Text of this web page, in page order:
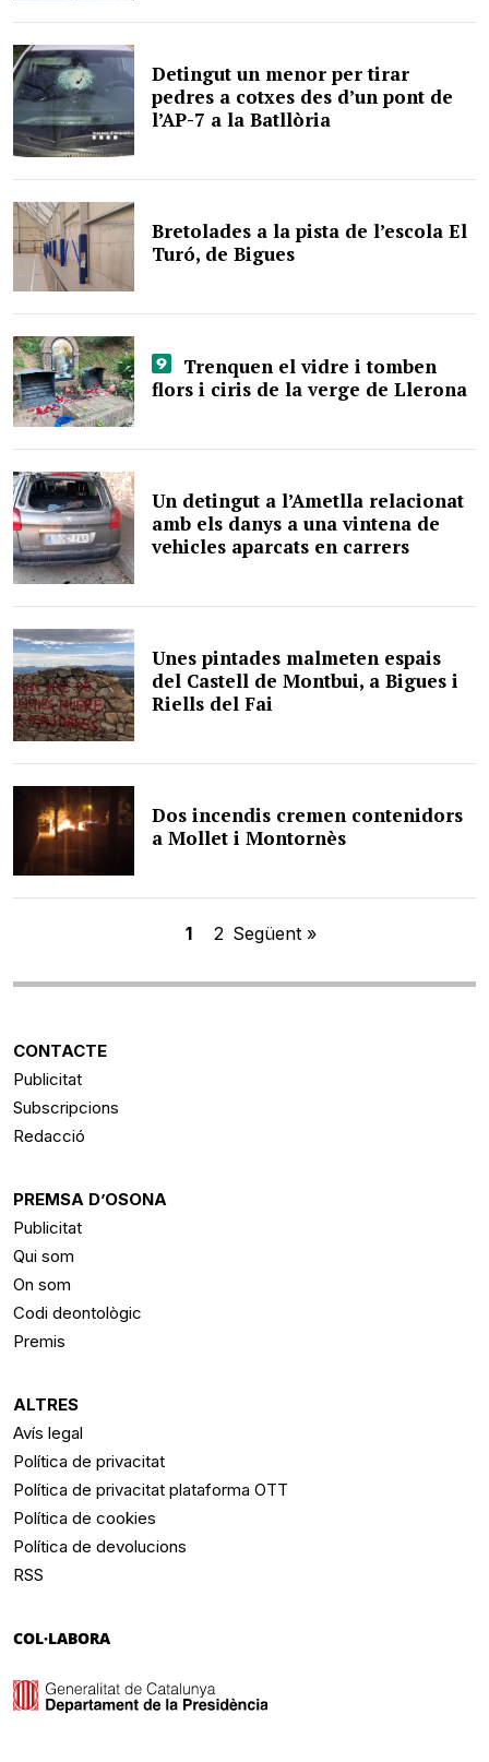
Detingut un menor per tirar
pedres a cotxes des d’un pont de
l’AP-7 a la Batllòria
Bretolades a la pista de l’escola El
Turó, de Bigues
Trenquen el vidre i tomben
flors i ciris de la verge de Llerona
Un detingut a l’Ametlla relacionat
amb els danys a una vintena de
vehicles aparcats en carrers
Unes pintades malmeten espais
del Castell de Montbui, a Bigues i
Riells del Fai
Dos incendis cremen contenidors
a Mollet i Montornès
1 2 Següent »
CONTACTE
Publicitat
Subscripcions
Redacció
PREMSA D’OSONA
Publicitat
Qui som
On som
Codi deontològic
Premis
ALTRES
Avís legal
Política de privacitat
Política de privacitat plataforma OTT
Política de cookies
Política de devolucions
RSS
COL·LABORA